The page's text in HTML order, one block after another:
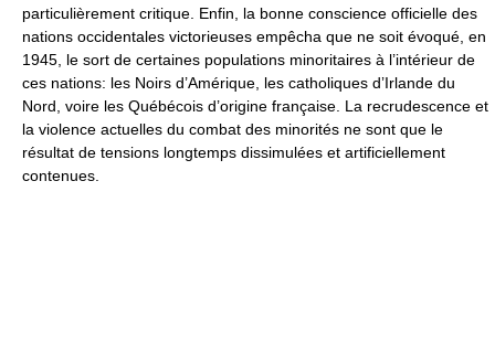
particulièrement critique. Enfin, la bonne conscience officielle des
nations occidentales victorieuses empêcha que ne soit évoqué, en
1945, le sort de certaines populations minoritaires à l’intérieur de
ces nations: les Noirs d’Amérique, les catholiques d’Irlande du
Nord, voire les Québécois d’origine française. La recrudescence et
la violence actuelles du combat des minorités ne sont que le
résultat de tensions longtemps dissimulées et artificiellement
contenues.